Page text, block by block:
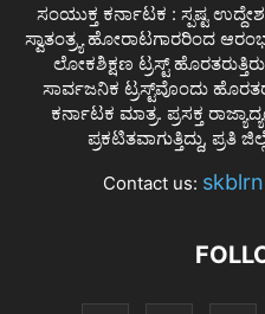
ಸಂಯುಕ್ತ ಕರ್ನಾಟಕ : ಸ್ಪಷ್ಟ
ಸ್ವಾತಂತ್ರ್ಯ ಹೋರಾಟಗಾರರಿಂದ
ಲೋಕಶಿಕ್ಷಣ ಟ್ರಸ್ಟ್
ಸಾರ್ವಜನಿಕ ಟ್ರಸ್ಟ್‌ವೊಂದು
ಕರ್ನಾಟಕ ಮಾತ್ರ. ಪ್ರಸಕ್ತ
ಪ್ರಕಟಿತವಾಗುತ್ತಿದ್ದು, ಪ್ರತಿ
Contact us: